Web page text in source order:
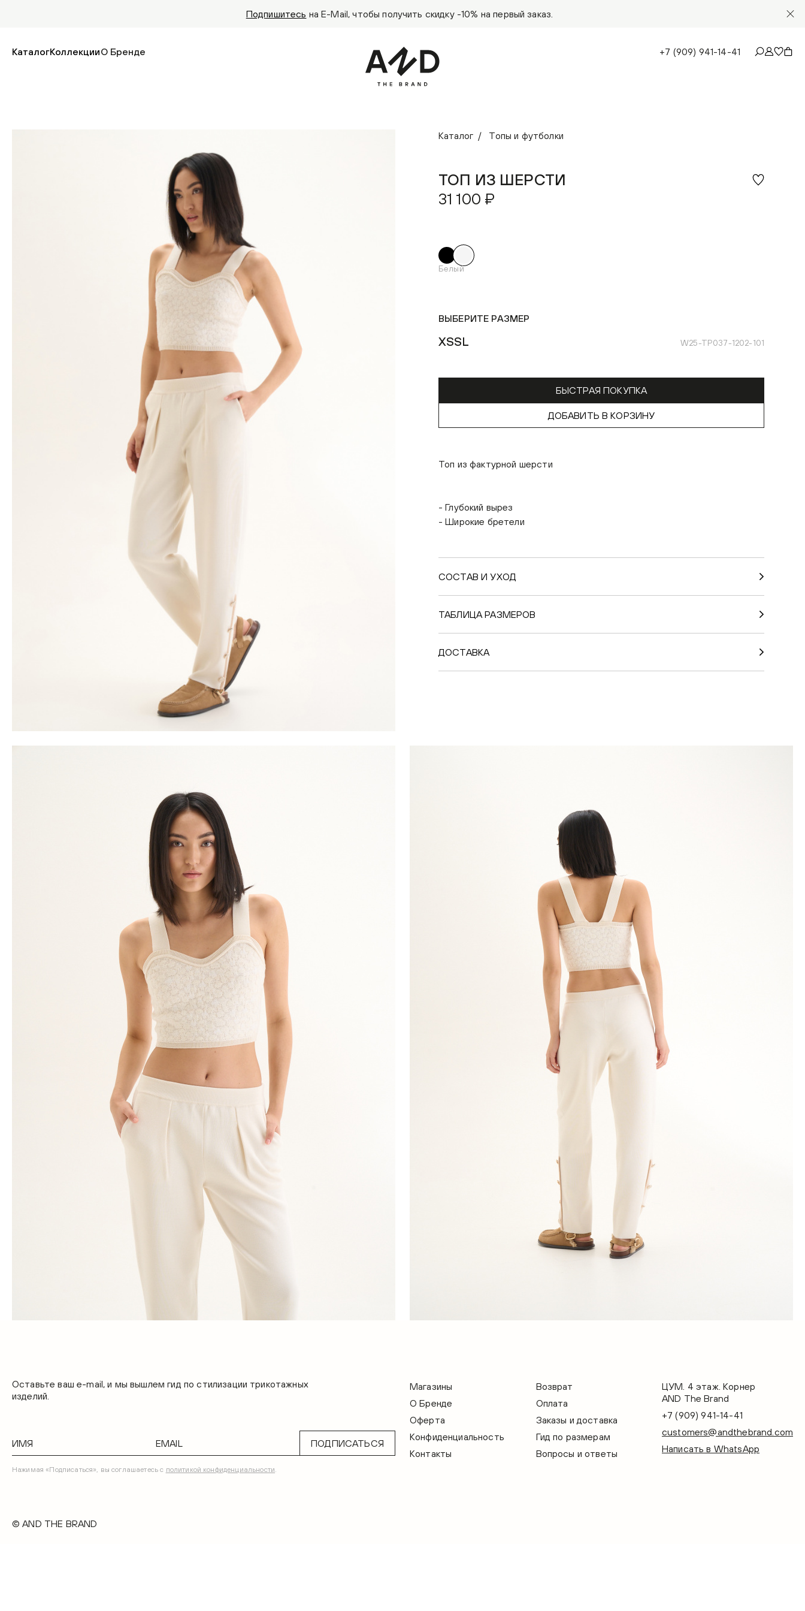
Подпишитесь на E-Mail, чтобы получить скидку -10% на первый заказ.
КаталогКоллекцииО Бренде +7 (909) 941-14-41
Каталог Топы и футболки
ТОП ИЗ ШЕРСТИ
31 100 ₽
Белый
ВЫБЕРИТЕ РАЗМЕР
XSSL W25-TP037-1202-101
БЫСТРАЯ ПОКУПКА
ДОБАВИТЬ В КОРЗИНУ
Топ из фактурной шерсти
- Глубокий вырез
- Широкие бретели
СОСТАВ И УХОД
ТАБЛИЦА РАЗМЕРОВ
ДОСТАВКА
Оставьте ваш e-mail, и мы вышлем гид по стилизации трикотажных
изделий.
ПОДПИСАТЬСЯ
Нажимая «Подписаться», вы соглашаетесь с политикой конфиденциальности.
Магазины
О Бренде
Оферта
Конфиденциальность
Контакты
Возврат
Оплата
Заказы и доставка
Гид по размерам
Вопросы и ответы
ЦУМ. 4 этаж. Корнер
AND The Brand
+7 (909) 941-14-41
customers@andthebrand.com
Написать в WhatsApp
© AND THE BRAND